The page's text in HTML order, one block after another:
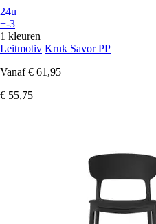
24u
+-3
1 kleuren
Leitmotiv Kruk Savor PP
Vanaf € 61,95
€ 55,75